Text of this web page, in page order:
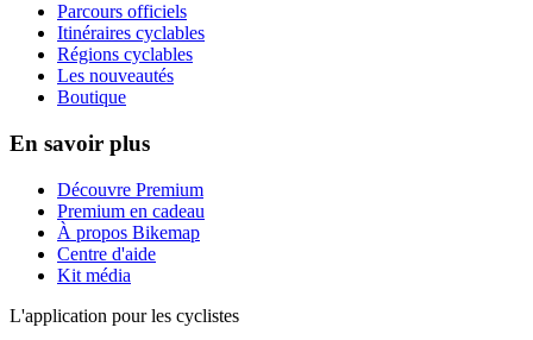
Parcours officiels
Itinéraires cyclables
Régions cyclables
Les nouveautés
Boutique
En savoir plus
Découvre Premium
Premium en cadeau
À propos Bikemap
Centre d'aide
Kit média
L'application pour les cyclistes